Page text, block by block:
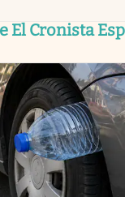
El Cronista